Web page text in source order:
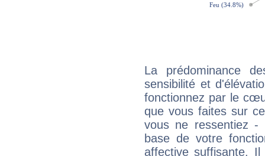
La prédominance
sensibilité et
fonctionnez par le
que vous faites sur
vous ne ressentiez
base de votre
affective suffisante.